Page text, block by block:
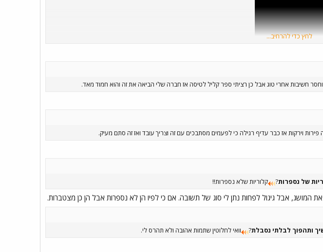
לחץ כדי להרחיב...
חשיבות אחרי טוג אבל כן רציתי ספר קליל לטיסה אז חברה שלי הביאה את זה והוא חמוד מאד.
וירקות אז כבר עדיף רגילה כי לפעמים מסתבכים עם זה וצריך עובד ואז זה סתם מעיק.
של נספרות? קלוריות שלא נספרות!!
אבל גיגול לפחות נתן לי סוג של תשובה. אם כי לפיו הן לא נספרות אבל הן כן מצטברות.
ותהפוך לבלתי נסבלת? וואי לחלוטין שתמות אהובה ולא תהרס לי.